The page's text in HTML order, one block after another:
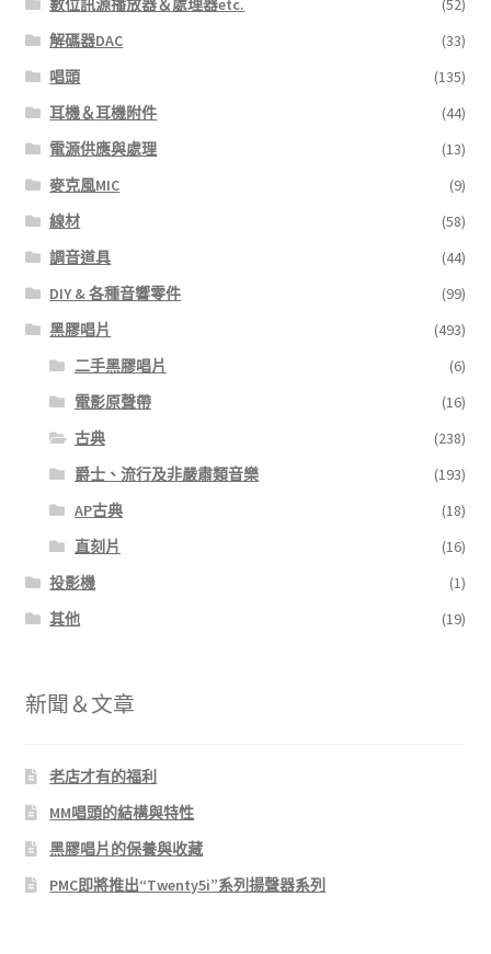
數位訊源播放器＆處理器etc.
(52)
解碼器DAC
(33)
唱頭
(135)
耳機＆耳機附件
(44)
電源供應與處理
(13)
麥克風MIC
(9)
線材
(58)
調音道具
(44)
DIY & 各種音響零件
(99)
黑膠唱片
(493)
二手黑膠唱片
(6)
電影原聲帶
(16)
古典
(238)
爵士、流行及非嚴肅類音樂
(193)
AP古典
(18)
直刻片
(16)
投影機
(1)
其他
(19)
新聞＆文章
老店才有的福利
MM唱頭的結構與特性
黑膠唱片的保養與收藏
PMC即將推出“Twenty5i”系列揚聲器系列